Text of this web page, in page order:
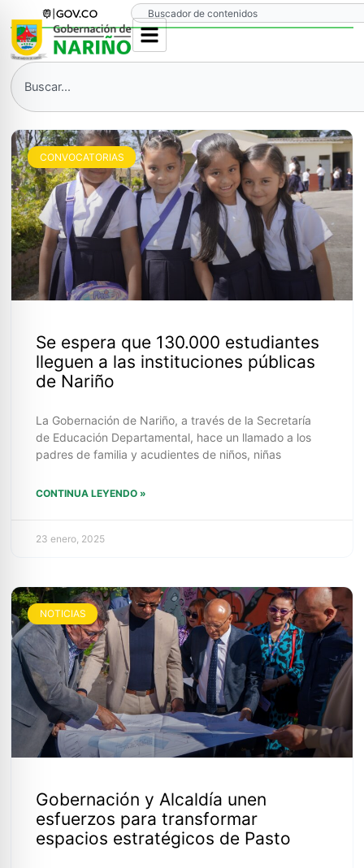
contenido
Search
Search
CONVOCATORIAS
Se espera que 130.000 estudiantes
lleguen a las instituciones públicas
de Nariño
La Gobernación de Nariño, a través de la Secretaría
de Educación Departamental, hace un llamado a los
padres de familia y acudientes de niños, niñas
CONTINUA LEYENDO »
23 enero, 2025
NOTICIAS
Gobernación y Alcaldía unen
esfuerzos para transformar
espacios estratégicos de Pasto